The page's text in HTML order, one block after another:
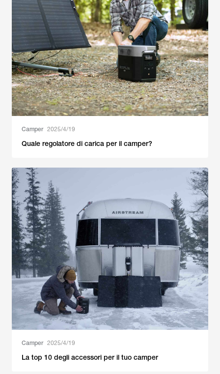
Camper 2025/4/19
Quale regolatore di carica per il camper?
Camper 2025/4/19
La top 10 degli accessori per il tuo camper